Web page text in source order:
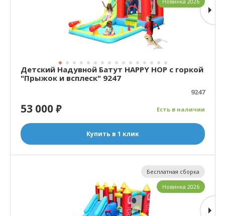
Детский Надувной Батут HAPPY HOP с горкой
"Прыжок и всплеск" 9247
9247
Есть в наличии
53 000₽
Купить в 1 клик
Бесплатная сборка
Новинка 2026